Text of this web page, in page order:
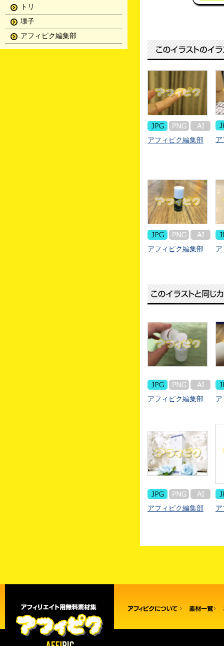
アフィピク編集部
アフィピク編集部
アフィピク編集部
アフィピク編集部
トリ
壊子
アフィピク編集部